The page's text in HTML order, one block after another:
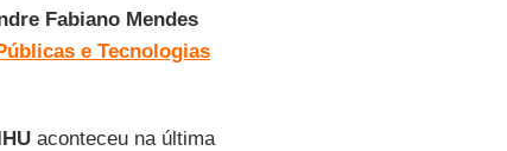
Fabiano Mendes
e Tecnologias
aconteceu na última